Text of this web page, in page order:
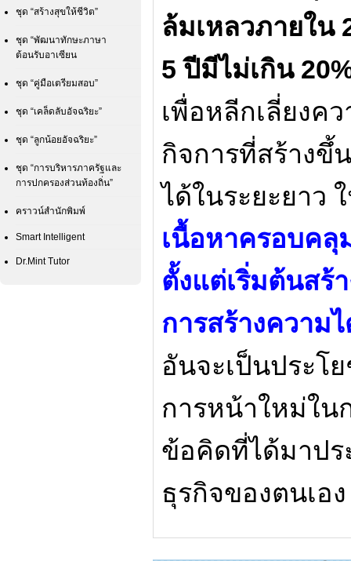
ชุด “สร้างสุขให้ชีวิต”
ชุด “พัฒนาทักษะภาษา
ต้อนรับอาเซียน
ชุด “คู่มือเตรียมสอบ”
ชุด “เคล็ดลับอัจฉริยะ”
ชุด “ลูกน้อยอัจฉริยะ”
ชุด “การบริหารภาครัฐและ
การปกครองส่วนท้องถิ่น”
คราวน์สำนักพิมพ์
Smart Intelligent
Dr.Mint Tutor
ล้มเหลวภายใน
5 ปีมีไม่เกิน
เพื่อหลีกเลี่ยงค
กิจการที่สร้างขึ้
ได้ในระยะยาว
เนื้อหาครอบค
ตั้งแต่เริ่มต้นสร้
การสร้างความ
อันจะเป็นประโ
การหน้าใหม่ใน
ข้อคิดที่ได้มาปร
ธุรกิจของตนเอง